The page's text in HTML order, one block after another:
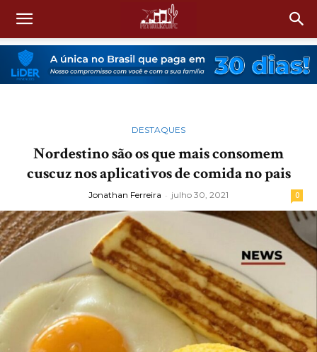
DESTAQUES
Nordestino são os que mais consomem
cuscuz nos aplicativos de comida no pais
Jonathan Ferreira - julho 30, 2021 0